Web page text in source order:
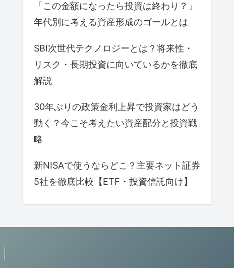
「この金額になったら投資は終わり？」
年代別に考える資産形成のゴールとは
SBI次世代テクノロジーとは？将来性・
リスク・長期投資に向いているかを徹底
解説
30年ぶりの政策金利上昇で投資家はどう
動く？今こそ考えたい資産配分と投資戦
略
新NISAで使うならどこ？主要ネット証券
5社を徹底比較【ETF・投資信託向け】